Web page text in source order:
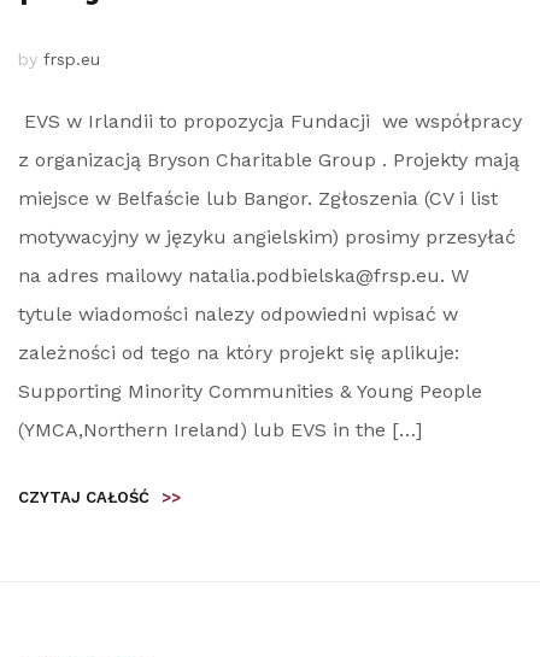
by frsp.eu
EVS w Irlandii to propozycja Fundacji we współpracy
z organizacją Bryson Charitable Group . Projekty mają
miejsce w Belfaście lub Bangor. Zgłoszenia (CV i list
motywacyjny w języku angielskim) prosimy przesyłać
na adres mailowy natalia.podbielska@frsp.eu. W
tytule wiadomości nalezy odpowiedni wpisać w
zależności od tego na który projekt się aplikuje:
Supporting Minority Communities & Young People
(YMCA,Northern Ireland) lub EVS in the […]
CZYTAJ CAŁOŚĆ >>